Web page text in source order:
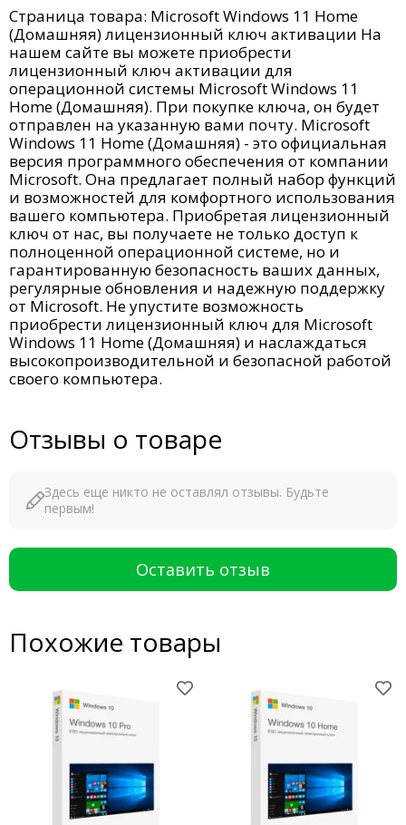
Страница товара: Microsoft Windows 11 Home
(Домашняя) лицензионный ключ активации На
нашем сайте вы можете приобрести
лицензионный ключ активации для
операционной системы Microsoft Windows 11
Home (Домашняя). При покупке ключа, он будет
отправлен на указанную вами почту. Microsoft
Windows 11 Home (Домашняя) - это официальная
версия программного обеспечения от компании
Microsoft. Она предлагает полный набор функций
и возможностей для комфортного использования
вашего компьютера. Приобретая лицензионный
ключ от нас, вы получаете не только доступ к
полноценной операционной системе, но и
гарантированную безопасность ваших данных,
регулярные обновления и надежную поддержку
от Microsoft. Не упустите возможность
приобрести лицензионный ключ для Microsoft
Windows 11 Home (Домашняя) и наслаждаться
высокопроизводительной и безопасной работой
своего компьютера.
Отзывы о товаре
Здесь еще никто не оставлял отзывы. Будьте
первым!
Оставить отзыв
Похожие товары